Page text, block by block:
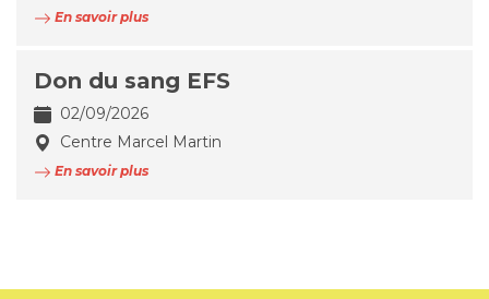
En savoir plus
Don du sang EFS
02/09/2026
Centre Marcel Martin
En savoir plus